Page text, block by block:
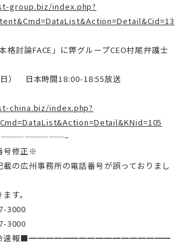
group.biz/index.php?
格討論FACE」に弊グループCEO村尾弁護士
） 日本時間18:00-18:55放送
china.biz/index.php?
号修正※
の広州事務所の電話番号が誤っておりまし
す。
3000
3000
令速報■━━━━━━━━━━━━━━━━━